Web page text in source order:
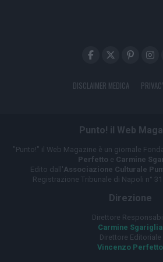
DISCLAIMER MEDICA
Punto! il Web
"Punto!" il Web Magazine è un giornale
Perfetto e Carmine
Edito dall'Associazione Culturale
Registrazione Tribunale di Napoli n°
Direzione
Direttore
Carmine Sgariglia
Direttore Editoriale
Vincenzo Perfetto